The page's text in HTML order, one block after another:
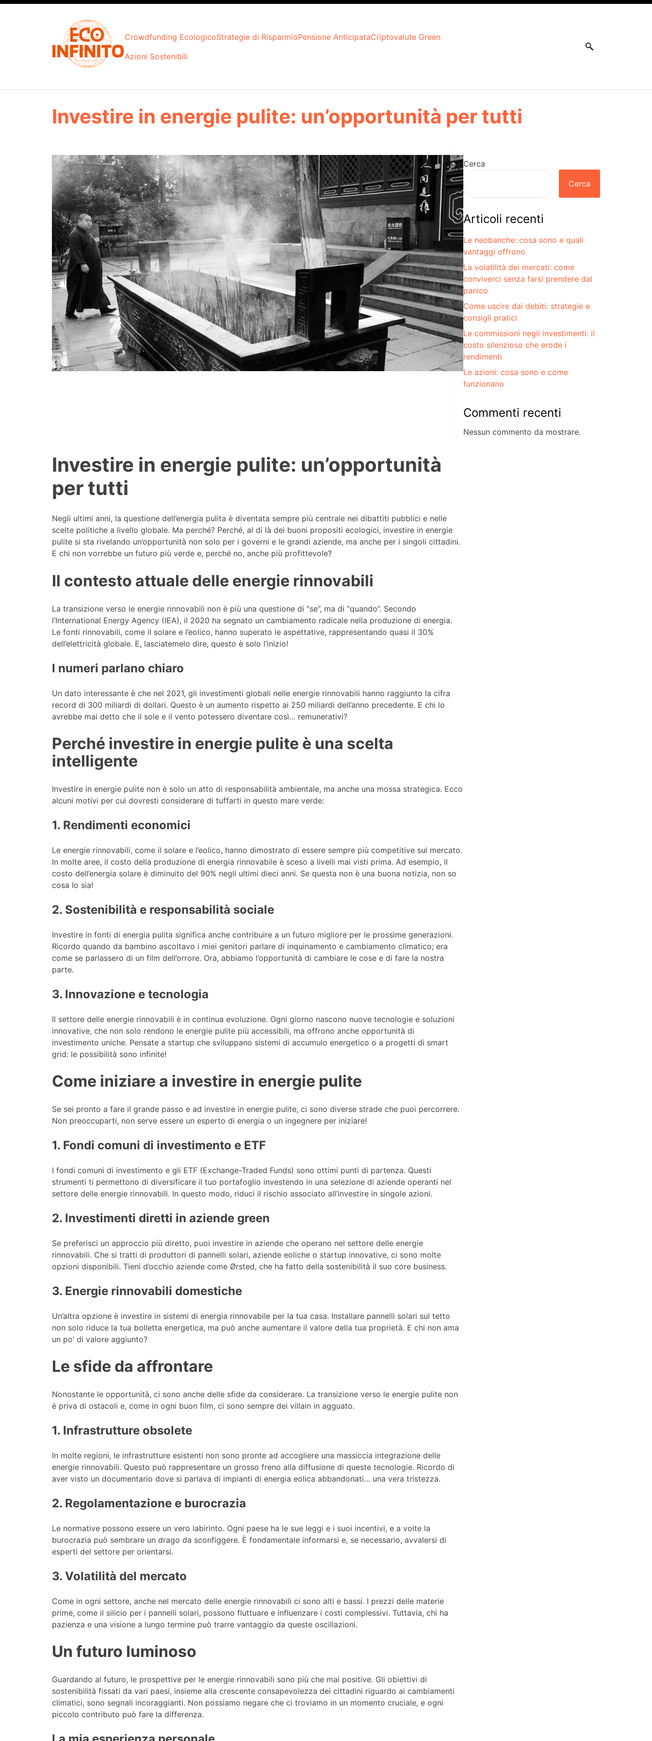
Skip
Crowdfunding EcologicoStrategie di RisparmioPensione AnticipataCriptovalute Green
Azioni Sostenibili
Investire in energie pulite: un’opportunità per tutti
Investire in energie pulite: un’opportunità
per tutti
Negli ultimi anni, la questione dell’energia pulita è diventata sempre più centrale nei dibattiti pubblici e nelle
scelte politiche a livello globale. Ma perché? Perché, al di là dei buoni propositi ecologici, investire in energie
pulite si sta rivelando un’opportunità non solo per i governi e le grandi aziende, ma anche per i singoli cittadini.
E chi non vorrebbe un futuro più verde e, perché no, anche più profittevole?
Il contesto attuale delle energie rinnovabili
La transizione verso le energie rinnovabili non è più una questione di “se”, ma di “quando”. Secondo
l’International Energy Agency (IEA), il 2020 ha segnato un cambiamento radicale nella produzione di energia.
Le fonti rinnovabili, come il solare e l’eolico, hanno superato le aspettative, rappresentando quasi il 30%
dell’elettricità globale. E, lasciatemelo dire, questo è solo l’inizio!
I numeri parlano chiaro
Un dato interessante è che nel 2021, gli investimenti globali nelle energie rinnovabili hanno raggiunto la cifra
record di 300 miliardi di dollari. Questo è un aumento rispetto ai 250 miliardi dell’anno precedente. E chi lo
avrebbe mai detto che il sole e il vento potessero diventare così… remunerativi?
Perché investire in energie pulite è una scelta
intelligente
Investire in energie pulite non è solo un atto di responsabilità ambientale, ma anche una mossa strategica. Ecco
alcuni motivi per cui dovresti considerare di tuffarti in questo mare verde:
1. Rendimenti economici
Le energie rinnovabili, come il solare e l’eolico, hanno dimostrato di essere sempre più competitive sul mercato.
In molte aree, il costo della produzione di energia rinnovabile è sceso a livelli mai visti prima. Ad esempio, il
costo dell’energia solare è diminuito del 90% negli ultimi dieci anni. Se questa non è una buona notizia, non so
cosa lo sia!
2. Sostenibilità e responsabilità sociale
Investire in fonti di energia pulita significa anche contribuire a un futuro migliore per le prossime generazioni.
Ricordo quando da bambino ascoltavo i miei genitori parlare di inquinamento e cambiamento climatico; era
come se parlassero di un film dell’orrore. Ora, abbiamo l’opportunità di cambiare le cose e di fare la nostra
parte.
3. Innovazione e tecnologia
Il settore delle energie rinnovabili è in continua evoluzione. Ogni giorno nascono nuove tecnologie e soluzioni
innovative, che non solo rendono le energie pulite più accessibili, ma offrono anche opportunità di
investimento uniche. Pensate a startup che sviluppano sistemi di accumulo energetico o a progetti di smart
grid: le possibilità sono infinite!
Come iniziare a investire in energie pulite
Se sei pronto a fare il grande passo e ad investire in energie pulite, ci sono diverse strade che puoi percorrere.
Non preoccuparti, non serve essere un esperto di energia o un ingegnere per iniziare!
1. Fondi comuni di investimento e ETF
I fondi comuni di investimento e gli ETF (Exchange-Traded Funds) sono ottimi punti di partenza. Questi
strumenti ti permettono di diversificare il tuo portafoglio investendo in una selezione di aziende operanti nel
settore delle energie rinnovabili. In questo modo, riduci il rischio associato all’investire in singole azioni.
2. Investimenti diretti in aziende green
Se preferisci un approccio più diretto, puoi investire in aziende che operano nel settore delle energie
rinnovabili. Che si tratti di produttori di pannelli solari, aziende eoliche o startup innovative, ci sono molte
opzioni disponibili. Tieni d’occhio aziende come Ørsted, che ha fatto della sostenibilità il suo core business.
3. Energie rinnovabili domestiche
Un’altra opzione è investire in sistemi di energia rinnovabile per la tua casa. Installare pannelli solari sul tetto
non solo riduce la tua bolletta energetica, ma può anche aumentare il valore della tua proprietà. E chi non ama
un po’ di valore aggiunto?
Le sfide da affrontare
Nonostante le opportunità, ci sono anche delle sfide da considerare. La transizione verso le energie pulite non
è priva di ostacoli e, come in ogni buon film, ci sono sempre dei villain in agguato.
1. Infrastrutture obsolete
In molte regioni, le infrastrutture esistenti non sono pronte ad accogliere una massiccia integrazione delle
energie rinnovabili. Questo può rappresentare un grosso freno alla diffusione di queste tecnologie. Ricordo di
aver visto un documentario dove si parlava di impianti di energia eolica abbandonati… una vera tristezza.
2. Regolamentazione e burocrazia
Le normative possono essere un vero labirinto. Ogni paese ha le sue leggi e i suoi incentivi, e a volte la
burocrazia può sembrare un drago da sconfiggere. È fondamentale informarsi e, se necessario, avvalersi di
esperti del settore per orientarsi.
3. Volatilità del mercato
Come in ogni settore, anche nel mercato delle energie rinnovabili ci sono alti e bassi. I prezzi delle materie
prime, come il silicio per i pannelli solari, possono fluttuare e influenzare i costi complessivi. Tuttavia, chi ha
pazienza e una visione a lungo termine può trarre vantaggio da queste oscillazioni.
Un futuro luminoso
Guardando al futuro, le prospettive per le energie rinnovabili sono più che mai positive. Gli obiettivi di
sostenibilità fissati da vari paesi, insieme alla crescente consapevolezza dei cittadini riguardo ai cambiamenti
climatici, sono segnali incoraggianti. Non possiamo negare che ci troviamo in un momento cruciale, e ogni
piccolo contributo può fare la differenza.
Cerca
Cerca
Articoli recenti
Le neobanche: cosa sono e quali
vantaggi offrono
La volatilità dei mercati: come
conviverci senza farsi prendere dal
panico
Come uscire dai debiti: strategie e
consigli pratici
Le commissioni negli investimenti: il
costo silenzioso che erode i
rendimenti
Le azioni: cosa sono e come
funzionano
Commenti recenti
Nessun commento da mostrare.